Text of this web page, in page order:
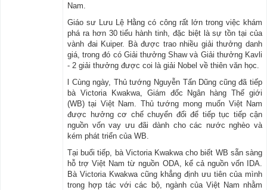
Nam.
Giáo sư Lưu Lệ Hằng có công rất lớn trong việc khám
phá ra hơn 30 tiểu hành tinh, đặc biệt là sự tồn tại của
vành đai Kuiper. Bà được trao nhiều giải thưởng danh
giá, trong đó có Giải thưởng Shaw và Giải thưởng Kavli
- 2 giải thưởng được coi là giải Nobel về thiên văn học.
l Cùng ngày, Thủ tướng Nguyễn Tấn Dũng cũng đã tiếp
bà Victoria Kwakwa, Giám đốc Ngân hàng Thế giới
(WB) tại Việt Nam. Thủ tướng mong muốn Việt Nam
được hưởng cơ chế chuyển đổi để tiếp tục tiếp cận
nguồn vốn vay ưu đãi dành cho các nước nghèo và
kém phát triển của WB.
Tại buổi tiếp, bà Victoria Kwakwa cho biết WB sẵn sàng
hỗ trợ Việt Nam từ nguồn ODA, kể cả nguồn vốn IDA.
Bà Victoria Kwakwa cũng khẳng định ưu tiên của mình
trong hợp tác với các bộ, ngành của Việt Nam nhằm